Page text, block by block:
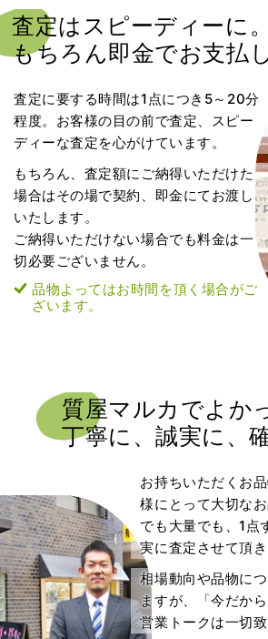
査定はスピーディーに。
もちろん即金でお支払
査定に要する時間は1点につき5～20分
程度。お客様の目の前で査定、スピー
ディーな査定を心がけています。
もちろん、査定額にご納得いただけた
場合はその場で契約、即金にてお渡し
いたします。
ご納得いただけない場合でも料金は一
切必要ございません。
品物よってはお時間を頂く場合がご
ざいます。
質屋マルカでよか
丁寧に、誠実に、
お持ちいただくお
様にとって大切な
でも大量でも、1点
実に査定させて頂き
相場動向や品物に
ますが、「今だか
営業トークは一切致